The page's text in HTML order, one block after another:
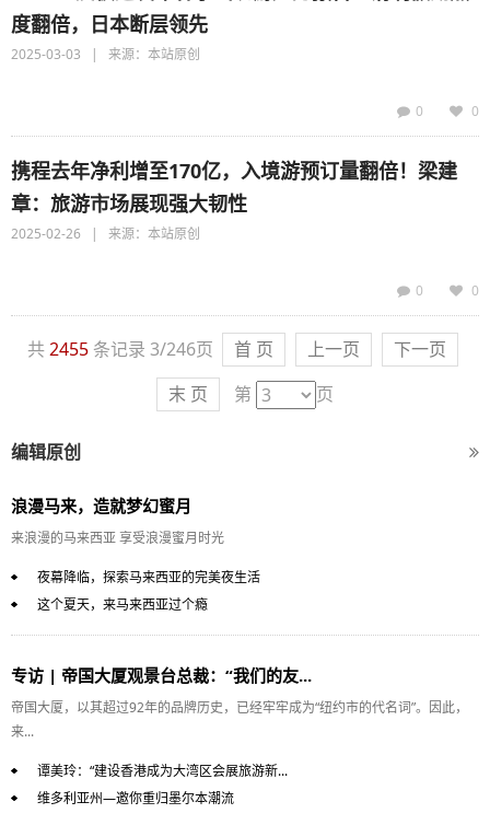
度翻倍，日本断层领先
2025-03-03 | 来源：本站原创
0 0
携程去年净利增至170亿，入境游预订量翻倍！梁建
章：旅游市场展现强大韧性
2025-02-26 | 来源：本站原创
0 0
共2455条记录 3/246页 首 页 上一页
下一页
末 页
第 页
编辑原创
浪漫马来，造就梦幻蜜月
来浪漫的马来西亚 享受浪漫蜜月时光
夜幕降临，探索马来西亚的完美夜生活
这个夏天，来马来西亚过个瘾
专访 | 帝国大厦观景台总裁：“我们的友...
帝国大厦，以其超过92年的品牌历史，已经牢牢成为“纽约市的代名词”。因此，
来...
谭美玲：“建设香港成为大湾区会展旅游新...
维多利亚州—邀你重归墨尔本潮流